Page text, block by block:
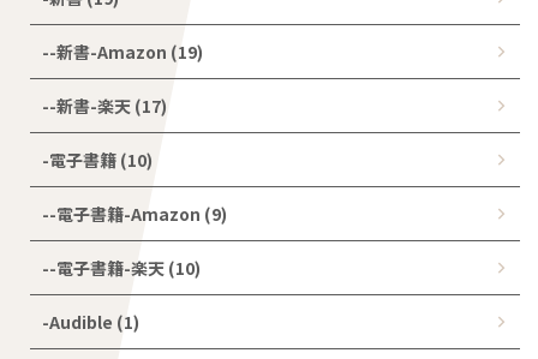
--新書-Amazon (19)
--新書-楽天 (17)
-電子書籍 (10)
--電子書籍-Amazon (9)
--電子書籍-楽天 (10)
-Audible (1)